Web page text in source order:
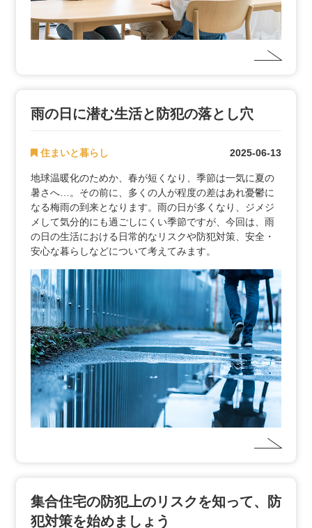
雨の日に潜む生活と防犯の落とし穴
住まいと暮らし 2025-06-13
地球温暖化のためか、春が短くなり、季節は一気に夏の
暑さへ…。その前に、多くの人が程度の差はあれ憂鬱に
なる梅雨の到来となります。雨の日が多くなり、ジメジ
メして気分的にも過ごしにくい季節ですが、今回は、雨
の日の生活における日常的なリスクや防犯対策、安全・
安心な暮らしなどについて考えてみます。
集合住宅の防犯上のリスクを知って、防
犯対策を始めましょう